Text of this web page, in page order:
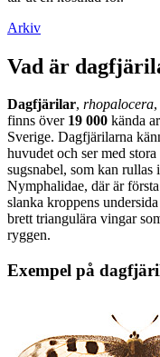
Arkiv
Vad är
Dagfjärilar, rhopalocera
finns över 19 000 kända
Sverige. Dagfjärilarna
huvudet och ser med
sugsnabel, som kan
Nymphalidae, där är
slanka kroppens
brett triangulära vingar
ryggen.
Exempel på